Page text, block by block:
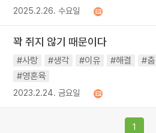
2025.2.26. 수요일
꽉 쥐지 않기 때문이다
#사랑 #생각 #이유 #해결 #춤
#영혼육
2023.2.24. 금요일
1